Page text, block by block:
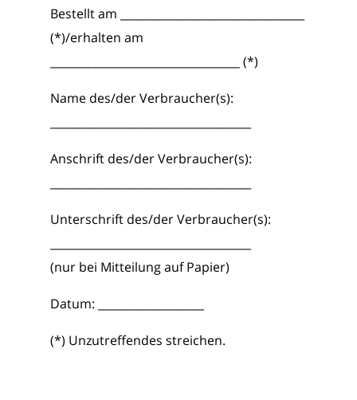
Bestellt am _________________________________
(*)/erhalten am
__________________________________ (*)
Name des/der Verbraucher(s):
Anschrift des/der Verbraucher(s):
Unterschrift des/der Verbraucher(s):
(nur bei Mitteilung auf Papier)
Datum: ___________________
(*) Unzutreffendes streichen.